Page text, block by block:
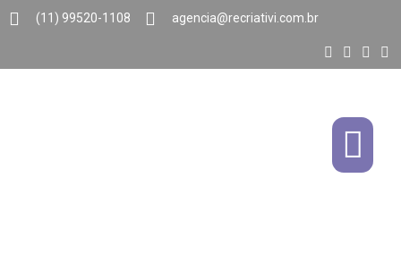
(11) 99520-1108 agencia@recriativi.com.br